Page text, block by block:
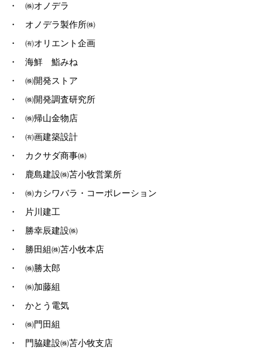
・
㈱オノデラ
・
オノデラ製作所㈱
・
㈲オリエント企画
・
海鮮 鮨みね
・
㈱開発ストア
・
㈱開発調査研究所
・
㈱帰山金物店
・
㈲画建築設計
・
カクサダ商事㈱
・
鹿島建設㈱苫小牧営業所
・
㈱カシワバラ・コーポレーション
・
片川建工
・
勝幸辰建設㈱
・
勝田組㈱苫小牧本店
・
㈱勝太郎
・
㈱加藤組
・
かとう電気
・
㈱門田組
・
門脇建設㈱苫小牧支店